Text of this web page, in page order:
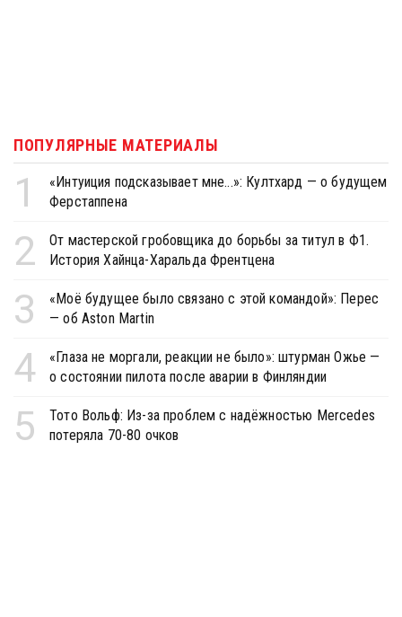
ПОПУЛЯРНЫЕ МАТЕРИАЛЫ
1
«Интуиция подсказывает мне...»: Култхард — о будущем
Ферстаппена
2
От мастерской гробовщика до борьбы за титул в Ф1.
История Хайнца-Харальда Френтцена
3
«Моё будущее было связано с этой командой»: Перес
— об Aston Martin
4
«Глаза не моргали, реакции не было»: штурман Ожье —
о состоянии пилота после аварии в Финляндии
5
Тото Вольф: Из-за проблем с надёжностью Mercedes
потеряла 70-80 очков